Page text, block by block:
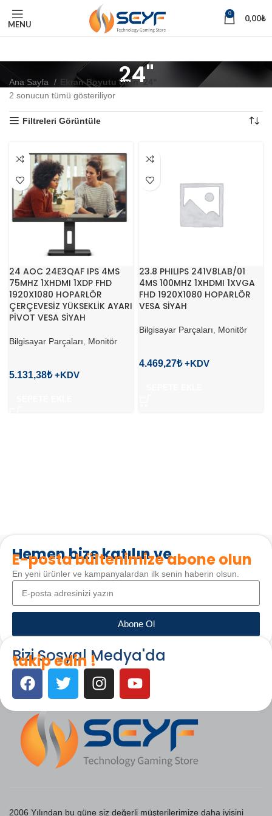
MENU
0 0,00₺
24"
Ana Sayfa Ekran Boyutu ürün 24"
2 sonucun tümü gösteriliyor
Filtreleri Görüntüle
24 AOC 24E3QAF IPS 4MS
75MHZ 1XHDMI 1XDP FHD
1920X1080 HOPARLÖR
ÇERÇEVESİZ YÜKSEKLİK AYARI
PİVOT VESA SİYAH
Bilgisayar Parçaları Monitör
5.131,38₺
23.8 PHILIPS 241V8LAB/01
4MS 100MHZ 1XHDMI 1XVGA
FHD 1920X1080 HOPARLÖR
VESA SİYAH
Bilgisayar Parçaları Monitör
4.469,27₺
Hemen bize katılın ve
E-posta bültenimize abone olun
En yeni ürünler ve kampanyalardan ilk senin haberin olsun.
Abone Ol
Bizi Sosyal Medya'da
takip edin !
2006 Yılından bu güne siz değerli müşterilerimize daha iyisini